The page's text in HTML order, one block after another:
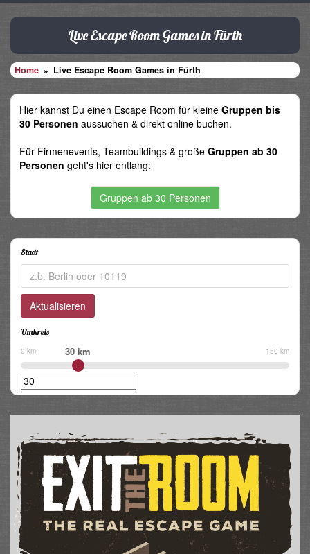
Live Escape Room Games in Fürth
Home Live Escape Room Games in Fürth
Hier kannst Du einen Escape Room für kleine Gruppen bis
30 Personen aussuchen & direkt online buchen.
Für Firmenevents, Teambuildings & große Gruppen ab 30
Personen geht's hier entlang:
Gruppen ab 30 Personen
Stadt
Umkreis
0 km 150 km
30 km